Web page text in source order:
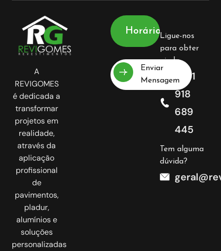
A
REVIGOMES
é dedicada a
transformar
projetos em
realidade,
através da
aplicação
profissional
de
pavimentos,
pladur,
alumínios e
soluções
personalizadas
Horário
Enviar
Mensagem
Ligue-nos
para obter
ajuda
+351
918
689
445
Tem alguma
dúvida?